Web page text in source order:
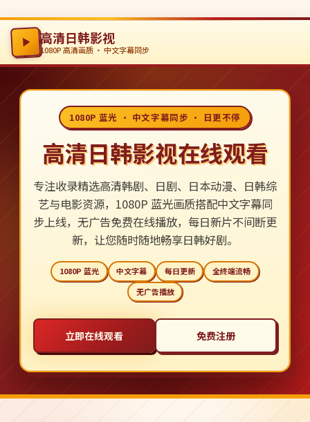
高清日韩影视
1080P 高清画质 · 中文字幕同步
1080P 蓝光 · 中文字幕同步 · 日更不停
高清日韩影视在线观看
专注收录精选高清韩剧、日剧、日本动漫、日韩综
艺与电影资源，1080P 蓝光画质搭配中文字幕同
步上线，无广告免费在线播放，每日新片不间断更
新，让您随时随地畅享日韩好剧。
1080P 蓝光 中文字幕 每日更新
全终端流畅
无广告播放
立即在线观看 免费注册